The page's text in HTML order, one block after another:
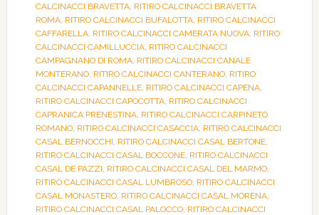
CALCINACCI BRAVETTA, RITIRO CALCINACCI BRAVETTA
ROMA, RITIRO CALCINACCI BUFALOTTA, RITIRO CALCINACCI
CAFFARELLA, RITIRO CALCINACCI CAMERATA NUOVA, RITIRO
CALCINACCI CAMILLUCCIA, RITIRO CALCINACCI
CAMPAGNANO DI ROMA, RITIRO CALCINACCI CANALE
MONTERANO, RITIRO CALCINACCI CANTERANO, RITIRO
CALCINACCI CAPANNELLE, RITIRO CALCINACCI CAPENA,
RITIRO CALCINACCI CAPOCOTTA, RITIRO CALCINACCI
CAPRANICA PRENESTINA, RITIRO CALCINACCI CARPINETO
ROMANO, RITIRO CALCINACCI CASACCIA, RITIRO CALCINACCI
CASAL BERNOCCHI, RITIRO CALCINACCI CASAL BERTONE,
RITIRO CALCINACCI CASAL BOCCONE, RITIRO CALCINACCI
CASAL DE PAZZI, RITIRO CALCINACCI CASAL DEL MARMO,
RITIRO CALCINACCI CASAL LUMBROSO, RITIRO CALCINACCI
CASAL MONASTERO, RITIRO CALCINACCI CASAL MORENA,
RITIRO CALCINACCI CASAL PALOCCO, RITIRO CALCINACCI